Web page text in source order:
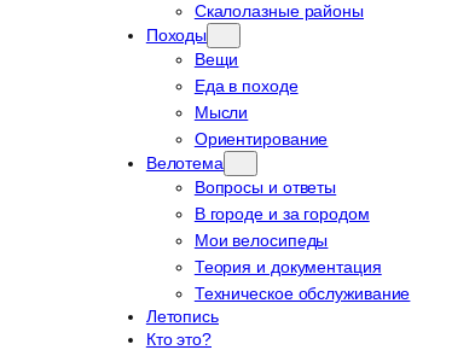
Скалолазные районы
Походы
Вещи
Еда в походе
Мысли
Ориентирование
Велотема
Вопросы и ответы
В городе и за городом
Мои велосипеды
Теория и документация
Техническое обслуживание
Летопись
Кто это?